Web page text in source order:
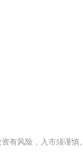
有风险，入市须谨慎。